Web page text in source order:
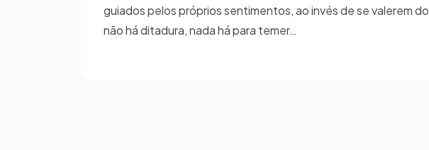
guiados pelos próprios sentimentos, ao invés de se valerem
não há ditadura, nada há para temer…